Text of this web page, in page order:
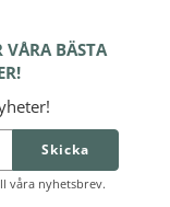
VÅRA BÄSTA
Skicka
våra nyhetsbrev.